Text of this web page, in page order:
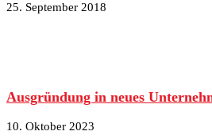
25. September 2018
Ausgründung in neues
10. Oktober 2023